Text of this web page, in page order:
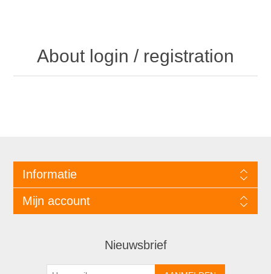
About login / registration
Informatie
Mijn account
Nieuwsbrief